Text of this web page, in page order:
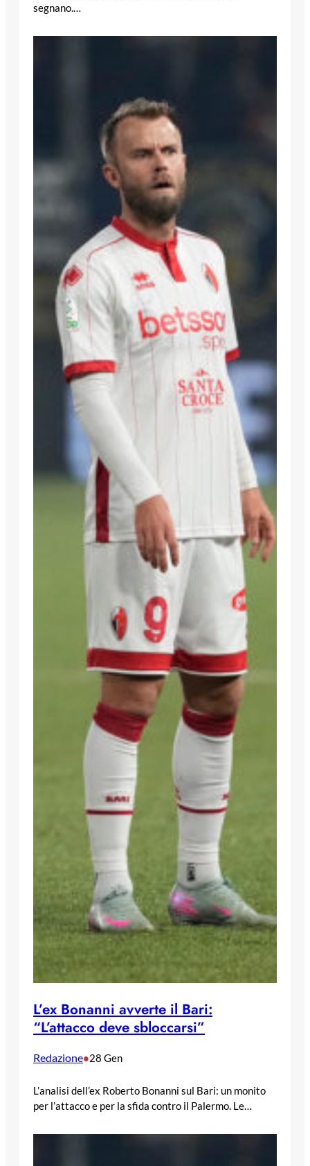
segnano.…
L’ex Bonanni avverte il Bari:
“L’attacco deve sbloccarsi”
Redazione•28 Gen
L’analisi dell’ex Roberto Bonanni sul Bari: un monito
per l’attacco e per la sfida contro il Palermo. Le…